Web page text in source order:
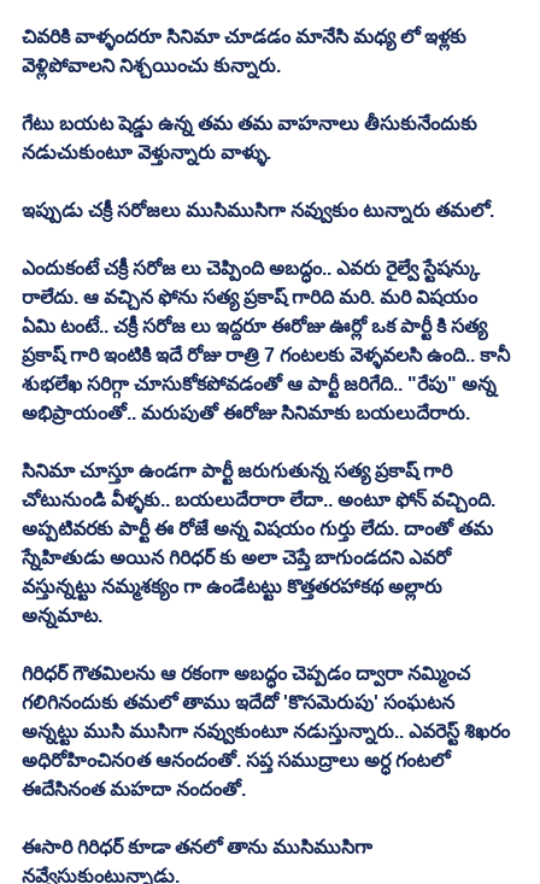
చివరికి వాళ్ళందరూ సినిమా చూడడం మానేసి మధ్య లో ఇళ్లకు
వెళ్లిపోవాలని నిశ్చయించు కున్నారు.
గేటు బయట షెడ్డు ఉన్న తమ తమ వాహనాలు తీసుకునేందుకు
నడుచుకుంటూ వెళ్తున్నారు వాళ్ళు.
ఇప్పుడు చక్రీ సరోజలు ముసిముసిగా నవ్వుకుం టున్నారు తమలో.
ఎందుకంటే చక్రీ సరోజ లు చెప్పింది అబద్ధం.. ఎవరు రైల్వే స్టేషన్కు
రాలేదు. ఆ వచ్చిన ఫోను సత్య ప్రకాష్ గారిది మరి. మరి విషయం
ఏమి టంటే.. చక్రీ సరోజ లు ఇద్దరూ ఈరోజు ఊర్లో ఒక పార్టీ కి సత్య
ప్రకాష్ గారి ఇంటికి ఇదే రోజు రాత్రి 7 గంటలకు వెళ్ళవలసి ఉంది.. కానీ
శుభలేఖ సరిగ్గా చూసుకోకపోవడంతో ఆ పార్టీ జరిగేది.. "రేపు" అన్న
అభిప్రాయంతో.. మరుపుతో ఈరోజు సినిమాకు బయలుదేరారు.
సినిమా చూస్తూ ఉండగా పార్టీ జరుగుతున్న సత్య ప్రకాష్ గారి
చోటునుండి వీళ్ళకు.. బయలుదేరారా లేదా.. అంటూ ఫోన్ వచ్చింది.
అప్పటివరకు పార్టీ ఈ రోజే అన్న విషయం గుర్తు లేదు. దాంతో తమ
స్నేహితుడు అయిన గిరిధర్ కు అలా చెప్తే బాగుండదని ఎవరో
వస్తున్నట్టు నమ్మశక్యం గా ఉండేటట్టు కొత్తతరహాకథ అల్లారు
అన్నమాట.
గిరిధర్ గౌతమిలను ఆ రకంగా అబద్ధం చెప్పడం ద్వారా నమ్మించ
గలిగినందుకు తమలో తాము ఇదేదో 'కొసమెరుపు' సంఘటన
అన్నట్టు ముసి ముసిగా నవ్వుకుంటూ నడుస్తున్నారు.. ఎవరెస్ట్ శిఖరం
అధిరోహించినoత ఆనందంతో. సప్త సముద్రాలు అర్ధ గంటలో
ఈదేసినంత మహదా నందంతో.
ఈసారి గిరిధర్ కూడా తనలో తాను ముసిముసిగా
నవ్వేసుకుంటున్నాడు.